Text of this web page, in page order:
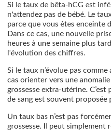
Si le taux de bêta-hCG est
n'attendez pas de bébé. Le
parce que vous êtes enceinte
Dans ce cas, une nouvelle
heures à une semaine plus
l'évolution des chiffres.
Si le taux n’évolue pas
cas orienter vers une
grossesse extra-utérine.
de sang est souvent
Un taux bas n’est pas
grossesse. Il peut simplement